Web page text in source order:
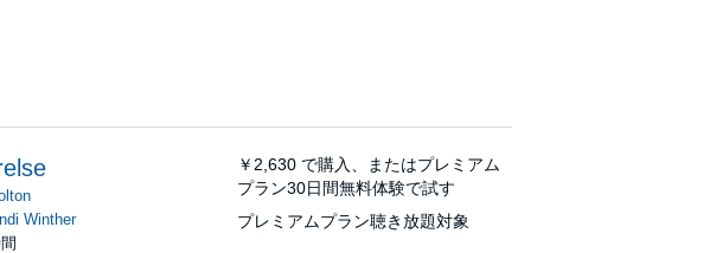
Winther
￥2,630 で購入、またはプレミアム
プラン30日間無料体験で試す
プレミアムプラン聴き放題対象